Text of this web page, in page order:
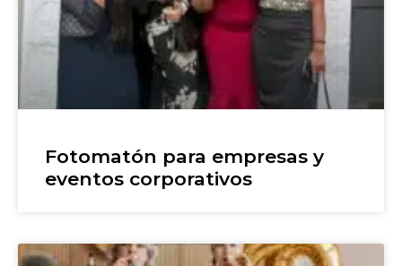
Fotomatón para empresas y
eventos corporativos